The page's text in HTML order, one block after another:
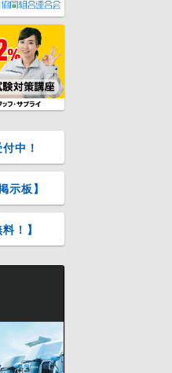
中！
示板】
！】